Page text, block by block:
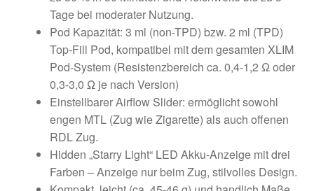
Tage bei moderater Nutzung.
Pod Kapazität: 3 ml (non-TPD) bzw. 2 ml (TPD)
Top-Fill Pod, kompatibel mit dem gesamten XLIM
Pod-System (Resistenzbereich ca. 0,4-1,2 Ω oder
0,3-3,0 Ω je nach Version)
Einstellbarer Airflow Slider: ermöglicht sowohl
engen MTL (Zug wie Zigarette) als auch offenen
RDL Zug.
Hidden „Starry Light“ LED Akku-Anzeige mit drei
Farben – Anzeige nur beim Zug, stilvolles Design.